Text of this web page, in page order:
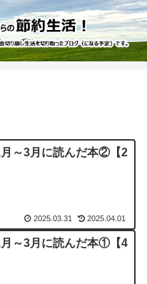
～3月に読んだ本②【2
2025.03.31 2025.04.01
～3月に読んだ本①【4